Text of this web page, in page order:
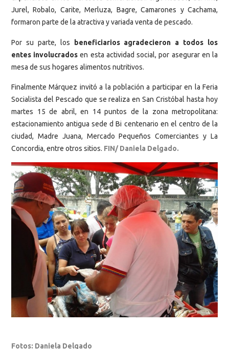
Jurel, Robalo, Carite, Merluza, Bagre, Camarones y Cachama,
formaron parte de la atractiva y variada venta de pescado.
Por su parte, los beneficiarios agradecieron a todos los
entes involucrados en esta actividad social, por asegurar en la
mesa de sus hogares alimentos nutritivos.
Finalmente Márquez invitó a la población a participar en la Feria
Socialista del Pescado que se realiza en San Cristóbal hasta hoy
martes 15 de abril, en 14 puntos de la zona metropolitana:
estacionamiento antigua sede d Bi centenario en el centro de la
ciudad, Madre Juana, Mercado Pequeños Comerciantes y La
Concordia, entre otros sitios. FIN/ Daniela Delgado.
Fotos: Daniela Delgado